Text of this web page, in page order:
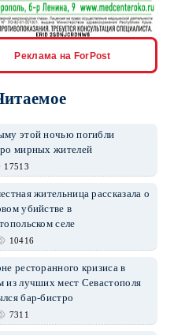
erid: 2SDnjcrDNw6
erid: 2SDnjdvhGXG
Реклама на ForPost
этой ночью погибли
мирных жителей
17513
жительница рассказала о
убийстве в
селе
10416
ресторанного кризиса в
из лучших мест Севастополя
бар-бистро
7311